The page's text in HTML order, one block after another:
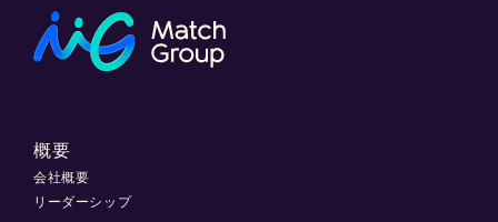
概要
会社概要
リーダーシップ